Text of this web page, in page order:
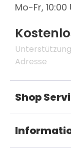
Mo-Fr, 10:00
Adresse
Shop